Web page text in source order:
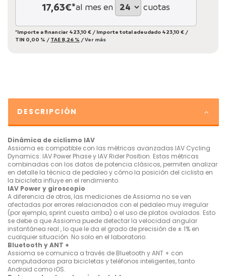
17,63€*al mes en cuotas
*Importe a financiar 423,10 € / Importe total adeudado 423,10 € /
TIN 0,00 % / TAE 8,26 % /Ver más
DESCRIPCIÓN
Dinámica de ciclismo IAV
Assioma es compatible con las métricas avanzadas IAV Cycling
Dynamics: IAV Power Phase y IAV Rider Position. Estas métricas
combinadas con los datos de potencia clásicos, permiten analizar
en detalle la técnica de pedaleo y cómo la posición del ciclista en
la bicicleta influye en el rendimiento.
IAV Power y giroscopio
A diferencia de otros, las mediciones de Assioma no se ven
afectadas por errores relacionados con el pedaleo muy irregular
(por ejemplo, sprint cuesta arriba) o el uso de platos ovalados. Esto
se debe a que Assioma puede detectar la velocidad angular
instantánea real , lo que le da el grado de precisión de ± 1% en
cualquier situación. No solo en el laboratorio.
Bluetooth y ANT +
Assioma se comunica a través de Bluetooth y ANT + con
computadoras para bicicletas y teléfonos inteligentes, tanto
Android como iOS.